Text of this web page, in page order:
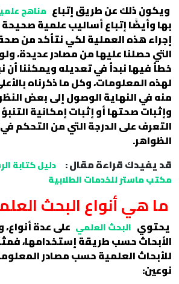
ويكون ذلك عن طريق إتباع مناهج
بها وأيضًا إتباع أساليب علمية
إجراء هذه العملية لكي نتأكد من
التي حصلنا عليها من مصادر عديدة،
خطأ فيها نبدأ في تعديله ويمكننا أن
لهذه المعلومات، وكل ما ذكرناه
منه في النهاية الوصول إلى بعض
وإثبات صحتها أو إثبات إمكانية
التعرف على الدرجة التي من التحكم
الظواهر.
قد يفيدك قراءة مقال :
دليل كتابة
مكتب ماستر للخدمات الطلابية
ما هي أنواع البحث
يحتوي البحث العلمي على عدة
الأبحاث حسب طريقة إستخدامها،
للأبحاث العلمية حسب مصادر
نوعين: